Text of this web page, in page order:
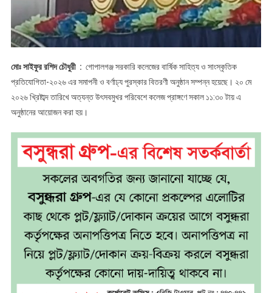
মোঃ সাইফুর রশিদ চৌধুরী : গোপালগঞ্জ সরকারি কলেজের বার্ষিক সাহিত্য ও সাংস্কৃতিক
প্রতিযোগিতা-২০২৬ এর সমাপনী ও বর্ণাঢ্য পুরস্কার বিতরণী অনুষ্ঠান সম্পন্ন হয়েছে। ২০ মে
২০২৬ খ্রিষ্টাব্দ তারিখে অত্যন্ত উৎসবমুখর পরিবেশে কলেজ প্রাঙ্গণে সকাল ১১:৩০ টায় এ
অনুষ্ঠানের আয়োজন করা হয়।